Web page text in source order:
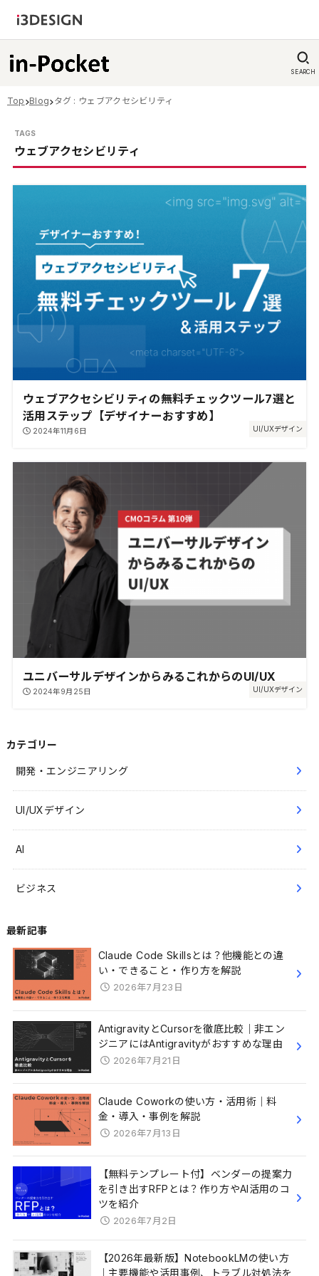
SEARCH
Top Blog タグ : ウェブアクセシビリティ
ウェブアクセシビリティ
UI/UXデザイン
ウェブアクセシビリティの無料チェックツール7選と
活用ステップ【デザイナーおすすめ】
2024年11月6日
UI/UXデザイン
ユニバーサルデザインからみるこれからのUI/UX
2024年9月25日
カテゴリー
開発・エンジニアリング
UI/UXデザイン
AI
ビジネス
最新記事
Claude Code Skillsとは？他機能との違
い・できること・作り方を解説
2026年7月23日
AntigravityとCursorを徹底比較｜非エン
ジニアにはAntigravityがおすすめな理由
2026年7月21日
Claude Coworkの使い方・活用術｜料
金・導入・事例を解説
2026年7月13日
【無料テンプレート付】ベンダーの提案力
を引き出すRFPとは？作り方やAI活用のコ
ツを紹介
2026年7月2日
【2026年最新版】NotebookLMの使い方
｜主要機能や活用事例、トラブル対処法を